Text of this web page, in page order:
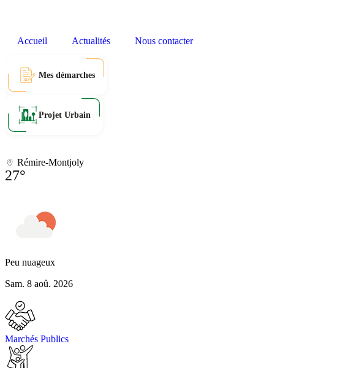
Accueil Actualités Nous contacter
Mes démarches
Projet Urbain
Rémire-Montjoly
27°
Peu nuageux
Sam. 8 aoû. 2026
Marchés Publics